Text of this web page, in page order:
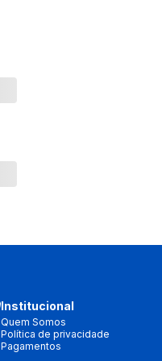
Institucional
Quem Somos
Política de privacidade
Pagamentos